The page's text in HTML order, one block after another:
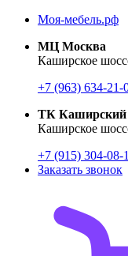
Моя-мебель.рф
МЦ Москва
Каширское
+7 (963) 634-21-
ТК Каширский
Каширское
+7 (915) 304-08-
Заказать звонок